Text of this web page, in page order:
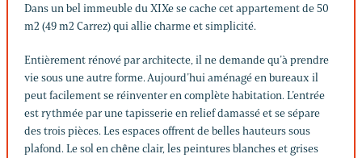
Dans un bel immeuble du XIXe se cache cet appartement de 50
m2 (49 m2 Carrez) qui allie charme et simplicité.
Entièrement rénové par architecte, il ne demande qu’à prendre
vie sous une autre forme. Aujourd’hui aménagé en bureaux il
peut facilement se réinventer en complète habitation. L’entrée
est rythmée par une tapisserie en relief damassé et se sépare
des trois pièces. Les espaces offrent de belles hauteurs sous
plafond. Le sol en chêne clair, les peintures blanches et grises